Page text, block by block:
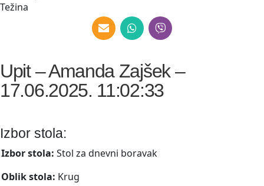
Težina
Upit – Amanda Zajšek –
17.06.2025. 11:02:33
Izbor stola:
Izbor stola: Stol za dnevni boravak
Oblik stola: Krug